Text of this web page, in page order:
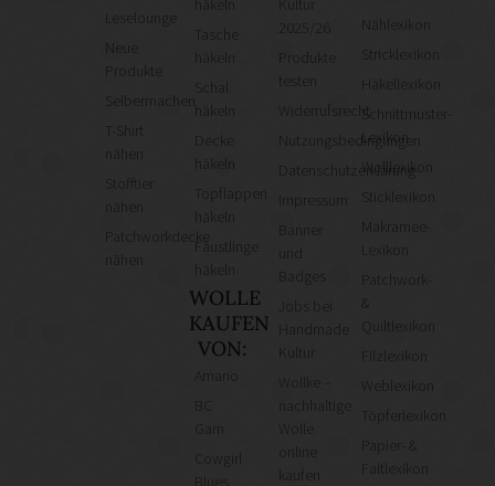
Leselounge
Neue
Produkte
Selbermachen
T-Shirt
Stofftier
Patchworkdecke
Tasche
häkeln
häkeln
Topflappen
häkeln
Fäustlinge
häkeln
WOLLE
KAUFEN
VON:
Cowgirl
Produkte
testen
Widerrufsrecht
Nutzungsbedingungen
Datenschutzerklärung
Kultur
Wollke –
nachhaltige
kaufen
Nählexikon
Stricklexikon
Häkellexikon
Schnittmuster-
Lexikon
Wolllexikon
Sticklexikon
Makramee-
Lexikon
Patchwork-
&
Quiltlexikon
Weblexikon
Töpferlexikon
Papier- &
Faltlexikon